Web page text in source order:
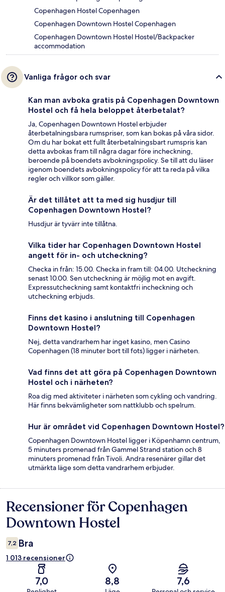
Copenhagen Hostel Copenhagen
Copenhagen Downtown Hostel Copenhagen
Copenhagen Downtown Hostel Hostel/Backpacker
accommodation
Vanliga frågor och svar
Kan man avboka gratis på Copenhagen Downtown
Hostel och få hela beloppet återbetalat?
Ja, Copenhagen Downtown Hostel erbjuder
återbetalningsbara rumspriser, som kan bokas på våra sidor.
Om du har bokat ett fullt återbetalningsbart rumspris kan
detta avbokas fram till några dagar före incheckning,
beroende på boendets avbokningspolicy. Se till att du läser
igenom boendets avbokningspolicy för att ta reda på vilka
regler och villkor som gäller.
Är det tillåtet att ta med sig husdjur till
Copenhagen Downtown Hostel?
Husdjur är tyvärr inte tillåtna.
Vilka tider har Copenhagen Downtown Hostel
angett för in- och utcheckning?
Checka in från: 15.00. Checka in fram till: 04.00. Utcheckning
senast 10.00. Sen utcheckning är möjlig mot en avgift.
Expressutcheckning samt kontaktfri incheckning och
utcheckning erbjuds.
Finns det kasino i anslutning till Copenhagen
Downtown Hostel?
Nej, detta vandrarhem har inget kasino, men Casino
Copenhagen (18 minuter bort till fots) ligger i närheten.
Vad finns det att göra på Copenhagen Downtown
Hostel och i närheten?
Roa dig med aktiviteter i närheten som cykling och vandring.
Här finns bekvämligheter som nattklubb och spelrum.
Hur är området vid Copenhagen Downtown Hostel?
Copenhagen Downtown Hostel ligger i Köpenhamn centrum,
5 minuters promenad från Gammel Strand station och 8
minuters promenad från Tivoli. Andra resenärer gillar det
utmärkta läge som detta vandrarhem erbjuder.
Recensioner
Recensioner för Copenhagen
Downtown Hostel
7,2 Bra
1 013 recensioner
7,0 8,8 7,6